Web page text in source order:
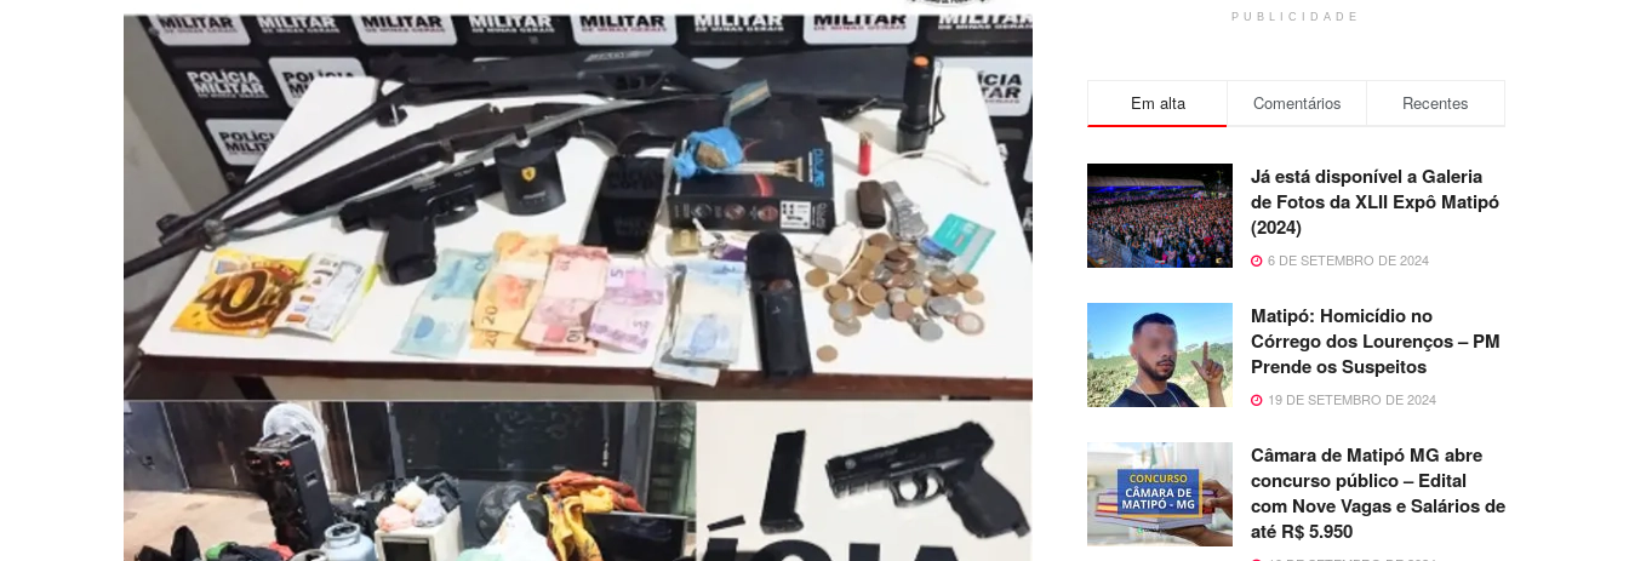
PUBLICIDADE
Em alta Comentários Recentes
Já está disponível a Galeria
de Fotos da XLII Expô Matipó
(2024)
6 DE SETEMBRO DE 2024
Matipó: Homicídio no
Córrego dos Lourenços – PM
Prende os Suspeitos
19 DE SETEMBRO DE 2024
Câmara de Matipó MG abre
concurso público – Edital
com Nove Vagas e Salários de
até R$ 5.950